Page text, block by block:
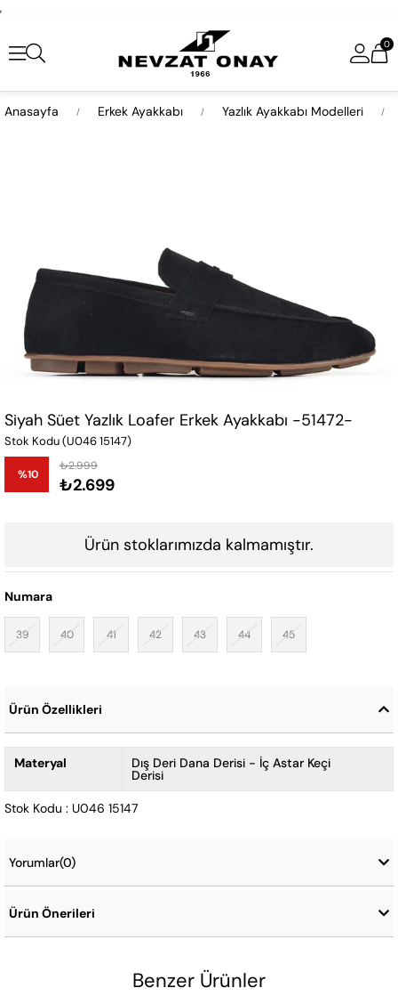
,
0
Anasayfa Erkek Ayakkabı Yazlık Ayakkabı Modelleri
Siyah Süet Yazlık Loafer Erkek Ayakkabı -51472-
Stok Kodu(U046 15147)
%10
İndirim
₺2.999
₺2.699
Ürün stoklarımızda kalmamıştır.
Numara
39 40 41 42 43 44 45
Ürün Özellikleri
Materyal Dış Deri Dana Derisi - İç Astar Keçi
Derisi
Stok Kodu : U046 15147
Yorumlar(0)
Ürün Önerileri
Benzer Ürünler